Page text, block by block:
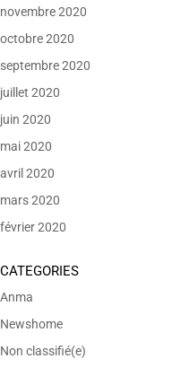
novembre 2020
octobre 2020
septembre 2020
juillet 2020
juin 2020
mai 2020
avril 2020
mars 2020
février 2020
CATEGORIES
Anma
Newshome
Non classifié(e)